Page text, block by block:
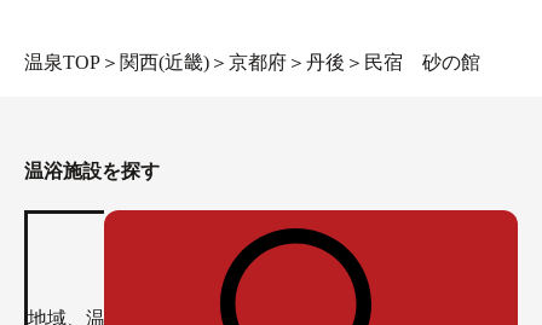
温泉TOP ＞ 関西(近畿) ＞ 京都府 ＞ 丹後 ＞ 民宿 砂の館
温浴施設を探す